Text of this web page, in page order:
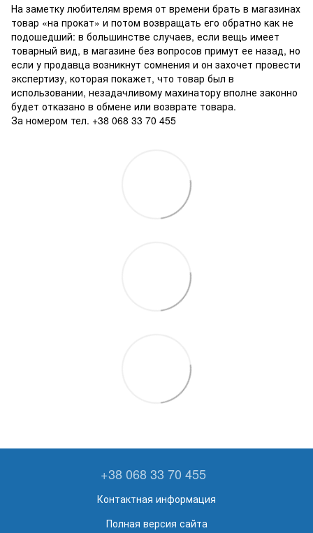
На заметку любителям время от времени брать в магазинах
товар «на прокат» и потом возвращать его обратно как не
подошедший: в большинстве случаев, если вещь имеет
товарный вид, в магазине без вопросов примут ее назад, но
если у продавца возникнут сомнения и он захочет провести
экспертизу, которая покажет, что товар был в
использовании, незадачливому махинатору вполне законно
будет отказано в обмене или возврате товара.
За номером тел. +38 068 33 70 455
+38 068 33 70 455
Контактная информация
Полная версия сайта